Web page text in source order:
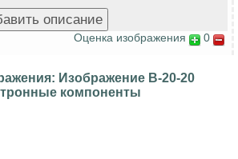
Оценка изображения 0
Изображение В-20-20
компоненты